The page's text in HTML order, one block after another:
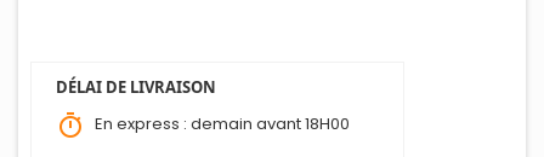
DÉLAI DE LIVRAISON
timer En express : demain avant 18H00